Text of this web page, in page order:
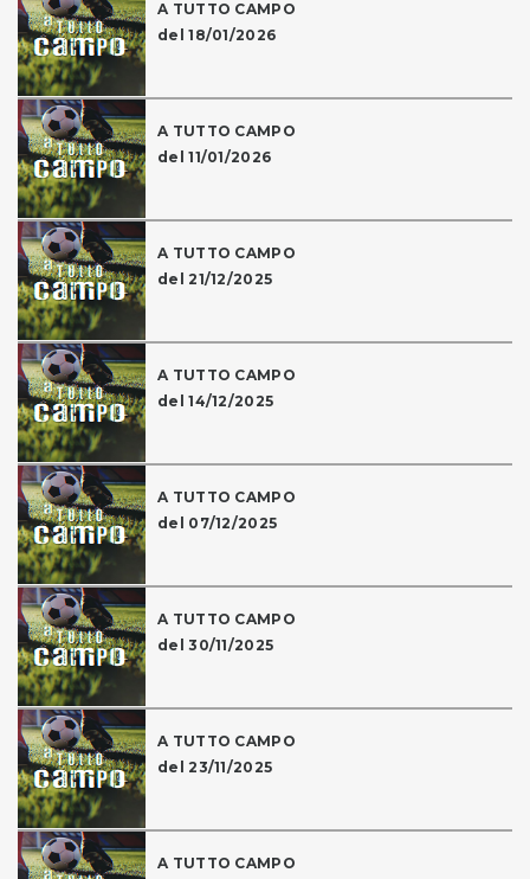
A TUTTO CAMPO
del 18/01/2026
A TUTTO CAMPO
del 11/01/2026
A TUTTO CAMPO
del 21/12/2025
A TUTTO CAMPO
del 14/12/2025
A TUTTO CAMPO
del 07/12/2025
A TUTTO CAMPO
del 30/11/2025
A TUTTO CAMPO
del 23/11/2025
A TUTTO CAMPO